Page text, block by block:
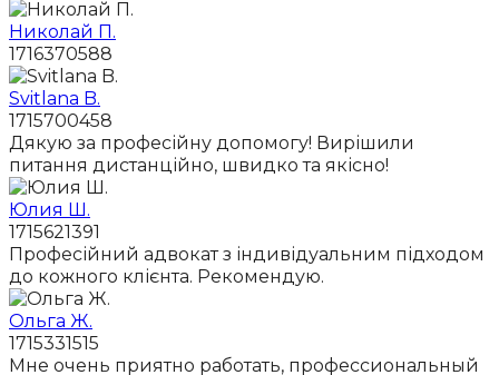
Николай П.
1716370588
Svitlana B.
1715700458
Дякую за професійну допомогу! Вирішили
питання дистанційно, швидко та якісно!
Юлия Ш.
1715621391
Професійний адвокат з індивідуальним підходом
до кожного клієнта. Рекомендую.
Ольга Ж.
1715331515
Мне очень приятно работать, профессиональный